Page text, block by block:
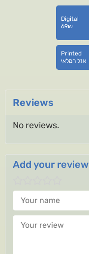
Digital
69₪
Printed
אזל המלאי
Reviews
No reviews.
Add your review
Your name
Your review